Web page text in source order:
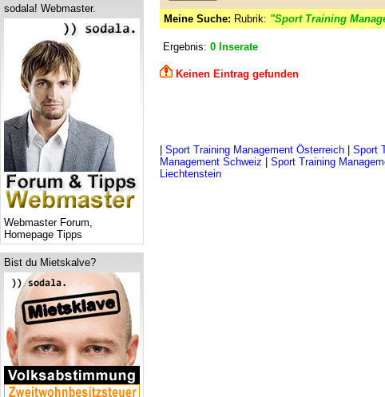
sodala! Webmaster.
Webmaster Forum,
Homepage Tipps
Bist du Mietskalve?
Meine Suche: Rubrik: "Sport Training
Ergebnis: 0 Inserate
Keinen Eintrag gefunden
Sport Training Management Österreich Sport
Management Schweiz
Sport Training
Liechtenstein